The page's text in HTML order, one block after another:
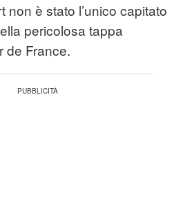
non è stato l’unico capitato
pericolosa tappa
de France.